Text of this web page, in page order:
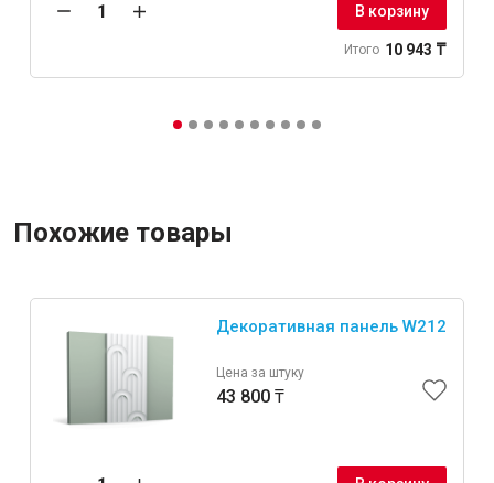
В корзину
Итого 10 943 ₸
Похожие товары
Декоративная панель W212
Цена за штуку
43 800 ₸
Всё для дома и сада
Оборудование для клининга и уборки